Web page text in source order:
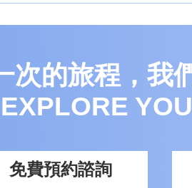
次的旅程，我
EXPLORE
免費預約諮詢